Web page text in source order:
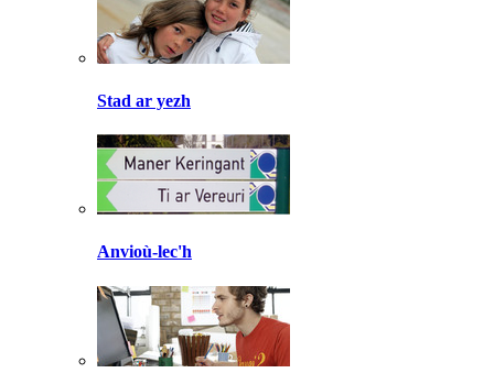
Stad ar yezh
Anvioù-lec'h